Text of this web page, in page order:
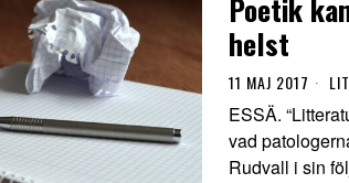
Poetik
helst
11 MAJ 2017
ESSÄ.
vad
Rudvall i sin